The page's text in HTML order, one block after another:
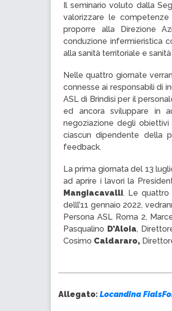
Il seminario voluto dalla
valorizzare le
proporre alla Direzione
conduzione infermieristica
alla sanità territoriale e
Nelle quattro giornate
connesse ai responsabili di
ASL di Brindisi per il
ed ancora sviluppare in
negoziazione degli
ciascun dipendente della
feedback.
La prima giornata del 13
ad aprire i lavori la
Mangiacavalli. Le quattro
delll’11 gennaio 2022,
Persona ASL Roma 2,
Pasqualino D’Aloia,
Cosimo Caldararo,
Allegato: Locandina